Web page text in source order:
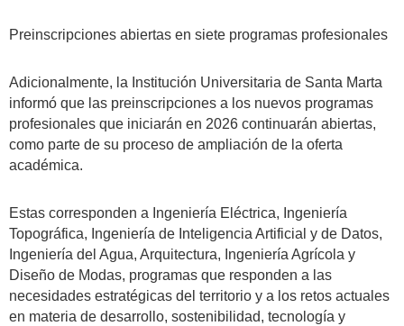
Preinscripciones abiertas en siete programas profesionales
Adicionalmente, la Institución Universitaria de Santa Marta
informó que las preinscripciones a los nuevos programas
profesionales que iniciarán en 2026 continuarán abiertas,
como parte de su proceso de ampliación de la oferta
académica.
Estas corresponden a Ingeniería Eléctrica, Ingeniería
Topográfica, Ingeniería de Inteligencia Artificial y de Datos,
Ingeniería del Agua, Arquitectura, Ingeniería Agrícola y
Diseño de Modas, programas que responden a las
necesidades estratégicas del territorio y a los retos actuales
en materia de desarrollo, sostenibilidad, tecnología y